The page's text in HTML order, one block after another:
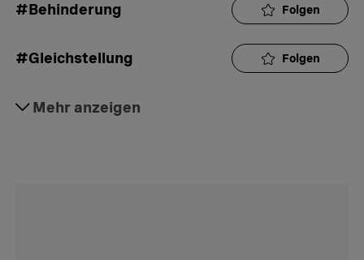
#Behinderung Folgen
#Gleichstellung Folgen
Mehr anzeigen
#IV-Assistenzbeitrag